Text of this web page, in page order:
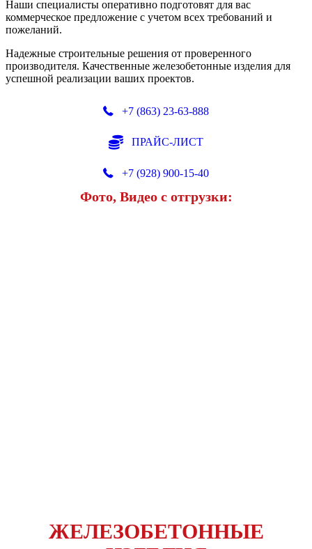
Наши специалисты оперативно подготовят для вас
коммерческое предложение с учетом всех требований и
пожеланий.
Надежные строительные решения от проверенного
производителя. Качественные железобетонные изделия для
успешной реализации ваших проектов.
+7 (863) 23-63-888
ПРАЙС-ЛИСТ
+7 (928) 900-15-40
Фото, Видео с отгрузки:
ЖЕЛЕЗОБЕТОННЫЕ